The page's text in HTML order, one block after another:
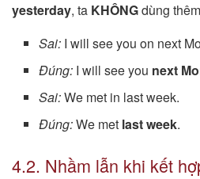
yesterday, ta KHÔNGdùng
Sai: I will see you on next
Đúng: I will see you next
Sai:We met in last week.
Đúng:We met last week.
4.2. Nhầm lẫn khi kết